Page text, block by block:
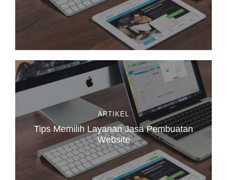
ARTIKEL
Tips Memilih Layanan Jasa Pembuatan
Website